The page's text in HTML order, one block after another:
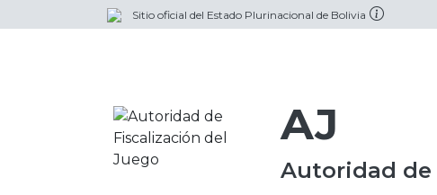
Sitio oficial del Estado Plurinacional de Bolivia
AJ
Autoridad de